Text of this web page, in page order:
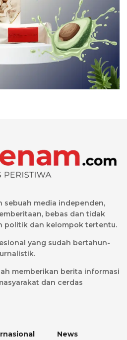
sebuah media independen,
bebas dan tidak
politik dan kelompok tertentu.
yang sudah bertahun-
memberikan berita informasi
dan cerdas
News